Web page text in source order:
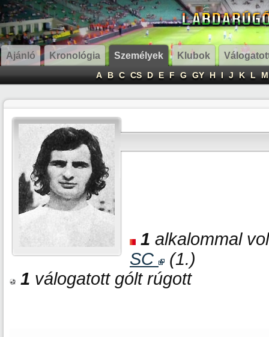
Ajánló Kronológia Személyek Klubok
A B C CS D E F G GY H I J K L M
1 alkalommal
SC
(1.)
1 válogatott gólt rúgott